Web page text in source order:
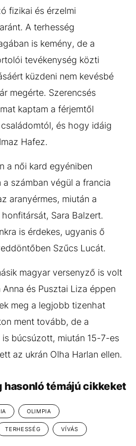
fizikai és érzelmi
A terhesség
is kemény, de a
tevékenység közti
küzdeni nem kevésbé
megérte. Szerencsés
kaptam a férjemtől
és hogy idáig
Hafez.
a női kard egyéniben
számban végül a francia
aranyérmes, miután a
Sara Balzert.
is érdekes, ugyanis ő
Szűcs Lucát.
magyar versenyző is volt
és Pusztai Liza éppen
meg a legjobb tizenhat
ment tovább, de a
búcsúzott, miután 15-7-es
az ukrán Olha Harlan ellen.
hasonló témájú cikkeket
OLIMPIA
TERHESSÉG VÍVÁS